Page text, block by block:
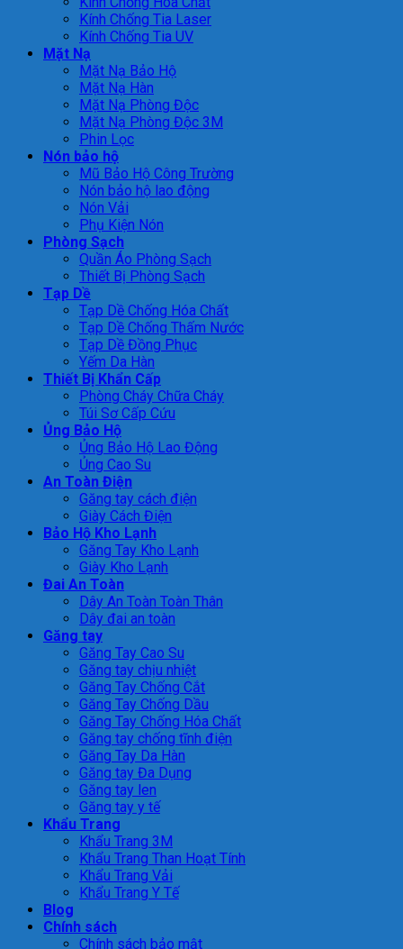
Kính Chống Tia Laser
Kính Chống Tia UV
Mặt Nạ
Mặt Nạ Bảo Hộ
Mặt Nạ Hàn
Mặt Nạ Phòng Độc
Mặt Nạ Phòng Độc 3M
Phin Lọc
Nón bảo hộ
Mũ Bảo Hộ Công Trường
Nón bảo hộ lao động
Nón Vải
Phụ Kiện Nón
Phòng Sạch
Quần Áo Phòng Sạch
Thiết Bị Phòng Sạch
Tạp Dề
Tạp Dề Chống Hóa Chất
Tạp Dề Chống Thấm Nước
Tạp Dề Đồng Phục
Yếm Da Hàn
Thiết Bị Khẩn Cấp
Phòng Cháy Chữa Cháy
Túi Sơ Cấp Cứu
Ủng Bảo Hộ
Ủng Bảo Hộ Lao Động
Ủng Cao Su
An Toàn Điện
Găng tay cách điện
Giày Cách Điện
Bảo Hộ Kho Lạnh
Găng Tay Kho Lạnh
Giày Kho Lạnh
Đai An Toàn
Dây An Toàn Toàn Thân
Dây đai an toàn
Găng tay
Găng Tay Cao Su
Găng tay chịu nhiệt
Găng Tay Chống Cắt
Găng Tay Chống Dầu
Găng Tay Chống Hóa Chất
Găng tay chống tĩnh điện
Găng Tay Da Hàn
Găng tay Đa Dụng
Găng tay len
Găng tay y tế
Khẩu Trang
Khẩu Trang 3M
Khẩu Trang Than Hoạt Tính
Khẩu Trang Vải
Khẩu Trang Y Tế
Blog
Chính sách
Chính sách bảo mật